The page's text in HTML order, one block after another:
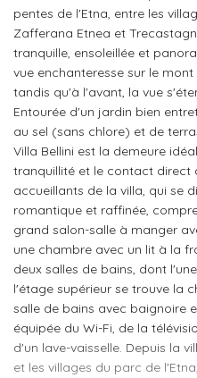
pentes de l'Etna, entre les
Zafferana Etnea et
tranquille, ensoleillée et
vue enchanteresse sur le mont
tandis qu'à l'avant, la vue
Entourée d'un jardin bien
au sel (sans chlore) et de
Villa Bellini est la demeure
tranquillité et le contact direct
accueillants de la villa, qui se
romantique et raffinée,
grand salon-salle à manger
une chambre avec un lit à la
deux salles de bains, dont
l'étage supérieur se trouve la
salle de bains avec baignoire
équipée du Wi-Fi, de la
d'un lave-vaisselle. Depuis la
et les villages du parc de